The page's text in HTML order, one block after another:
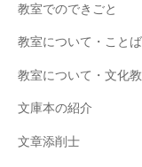
教室でのできごと
教室について・こと
教室について・文化
文庫本の紹介
文章添削士